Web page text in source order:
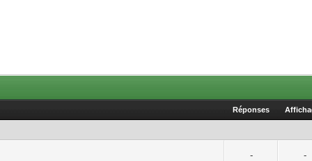
Réponses
- -